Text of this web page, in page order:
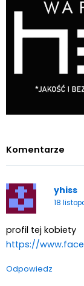
Medycznej
Kombinat
sektor
Prawa i legalizacji
Wolne
ważniejszy